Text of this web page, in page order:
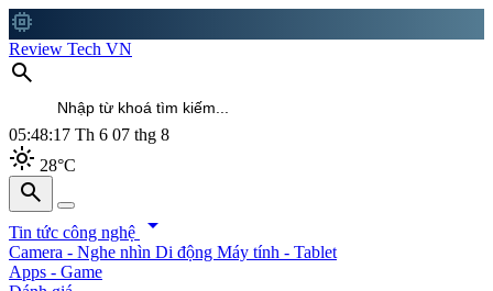
memory
Review Tech VN
search
05:48:19 Th 6 07 thg 8
light_mode 28°C
search
search
Tin tức công nghệ arrow_drop_down
Camera - Nghe nhìn Di động Máy tính - Tablet
Apps - Game